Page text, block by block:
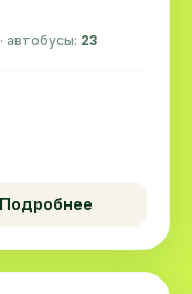
· автобусы: 23
Подробнее